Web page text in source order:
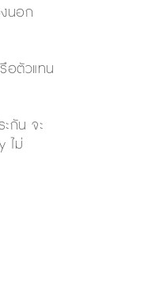
นอก
อตัวแทน
กัน จะ
ไม่